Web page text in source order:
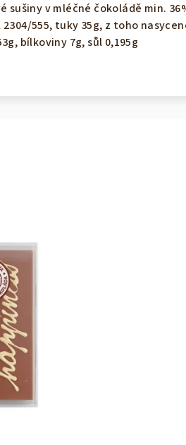
sušiny v mléčné čokoládě min.
555, tuky 35g, z toho
bílkoviny 7g, sůl 0,195g